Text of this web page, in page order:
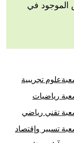
الموجود في